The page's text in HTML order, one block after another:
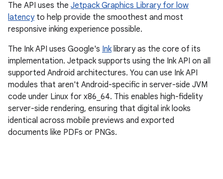
The API uses the Jetpack Graphics Library for low
latencyto help provide the smoothest and most
responsive inking experience possible.
The Ink API uses Google's Inklibrary as the core of its
implementation. Jetpack supports using the Ink API on all
supported Android architectures. You can use Ink API
modules that aren't Android-specific in server-side JVM
code under Linux for x86_64. This enables high-fidelity
server-side rendering, ensuring that digital ink looks
identical across mobile previews and exported
documents like PDFs or PNGs.